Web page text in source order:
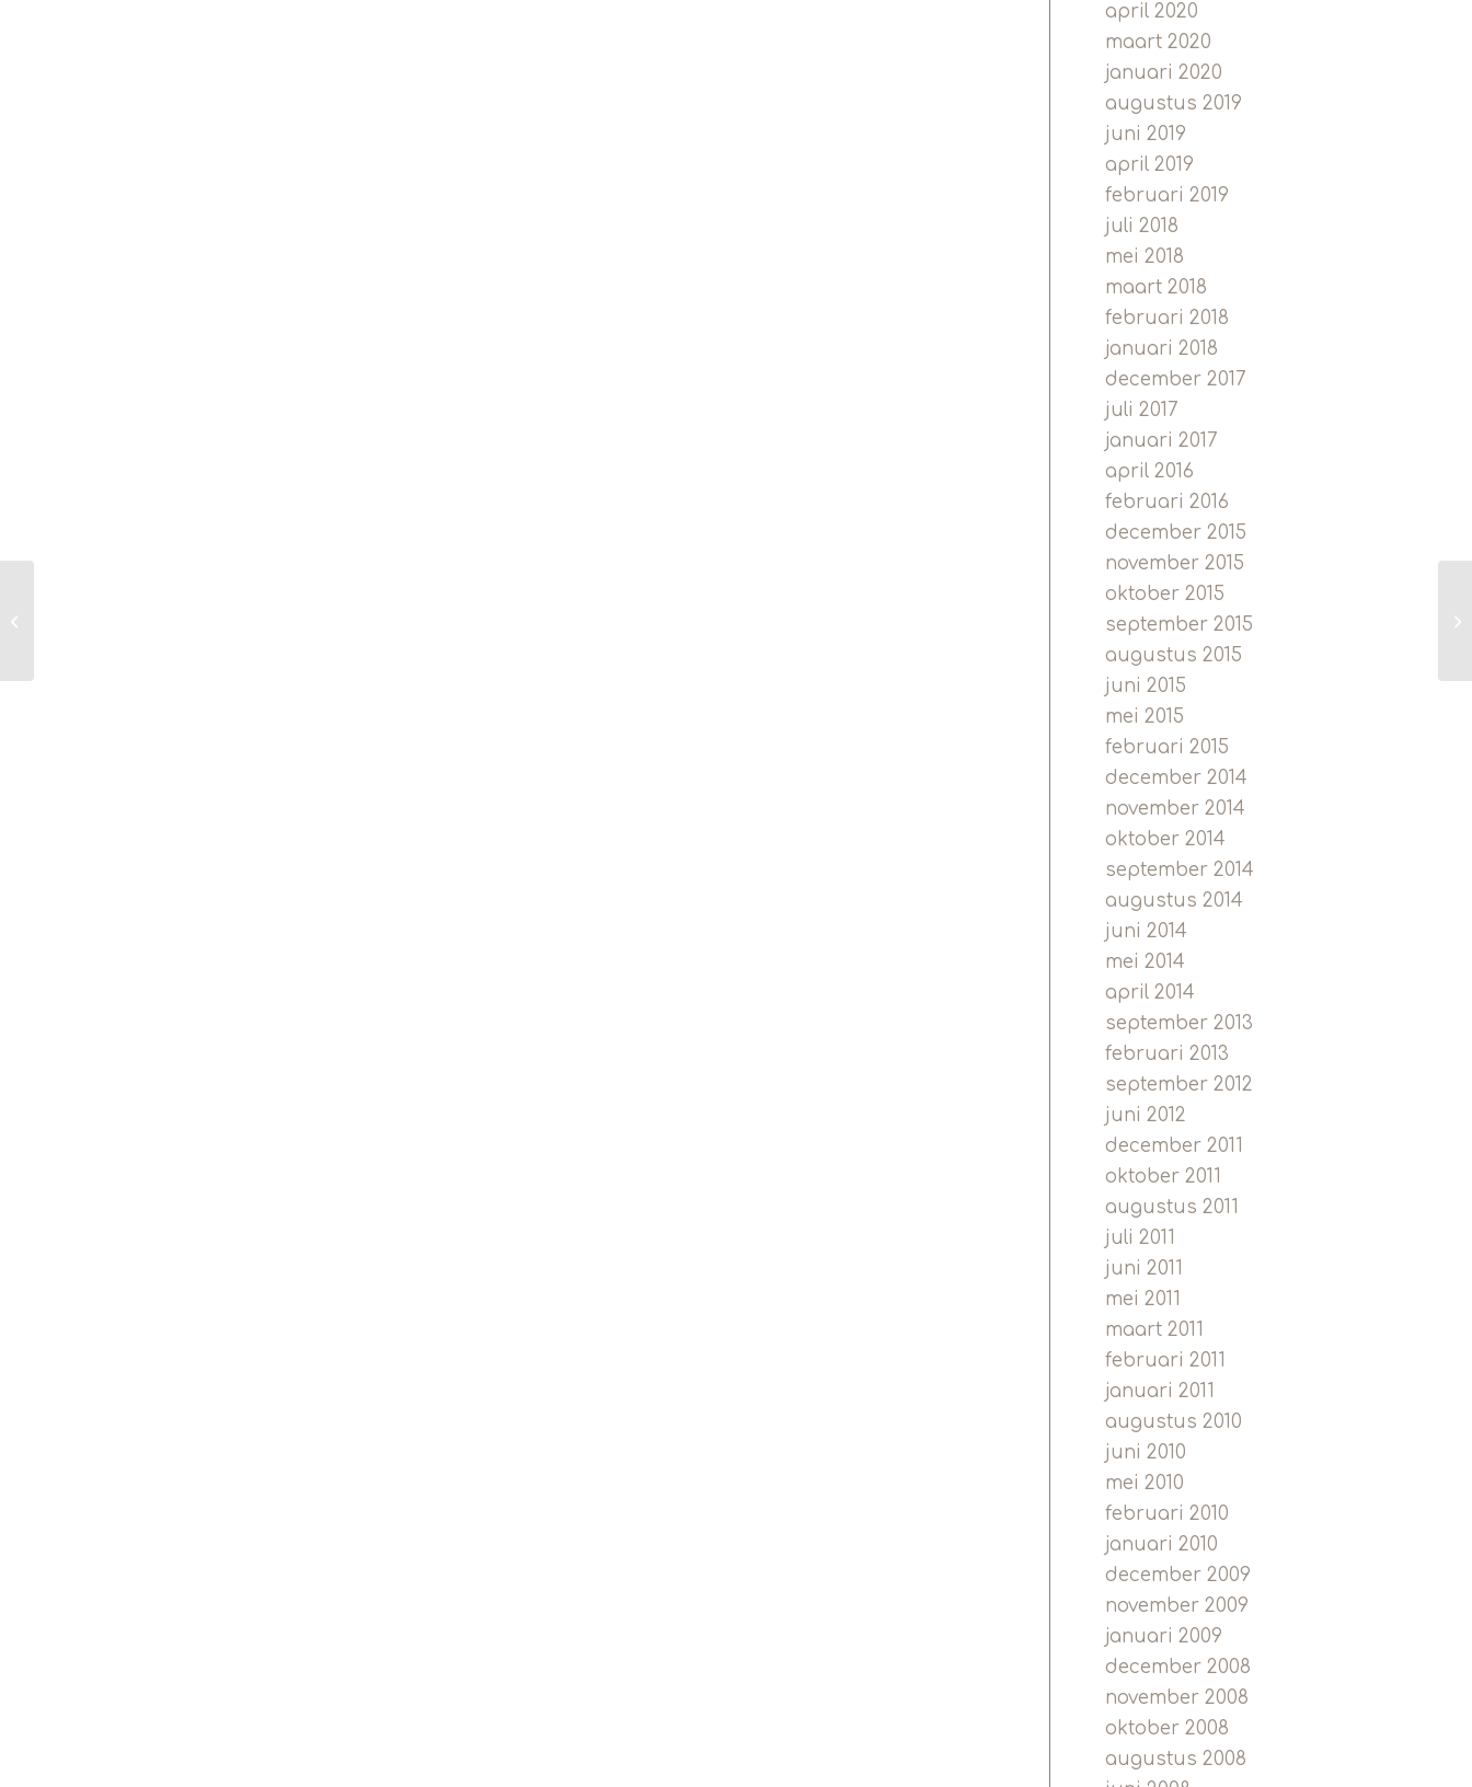
april 2020
maart 2020
januari 2020
augustus 2019
juni 2019
april 2019
februari 2019
juli 2018
mei 2018
maart 2018
februari 2018
januari 2018
december 2017
juli 2017
januari 2017
april 2016
februari 2016
december 2015
november 2015
oktober 2015
september 2015
augustus 2015
juni 2015
mei 2015
februari 2015
december 2014
november 2014
oktober 2014
september 2014
augustus 2014
juni 2014
mei 2014
april 2014
september 2013
februari 2013
september 2012
juni 2012
december 2011
oktober 2011
augustus 2011
juli 2011
juni 2011
mei 2011
maart 2011
februari 2011
januari 2011
augustus 2010
juni 2010
mei 2010
februari 2010
januari 2010
december 2009
november 2009
januari 2009
december 2008
november 2008
oktober 2008
augustus 2008